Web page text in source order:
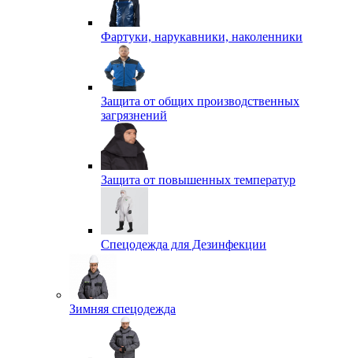
Фартуки, нарукавники, наколенники
Защита от общих производственных
загрязнений
Защита от повышенных температур
Спецодежда для Дезинфекции
Зимняя спецодежда